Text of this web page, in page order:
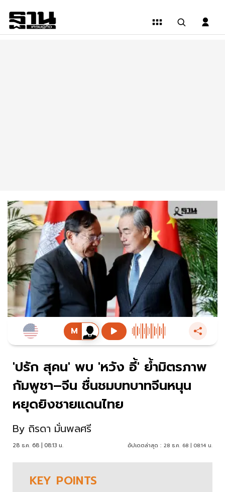
'ปรัก สุคน' พบ 'หวัง อี้' ย้ำมิตรภาพ
กัมพูชา–จีน ชื่นชมบทบาทจีนหนุน
หยุดยิงชายแดนไทย
By ถิรดา มั่นพลศรี
28 ธ.ค. 68 | 08:13 น. อัปเดตล่าสุด : 28 ธ.ค. 68 | 08:14 น.
KEY POINTS